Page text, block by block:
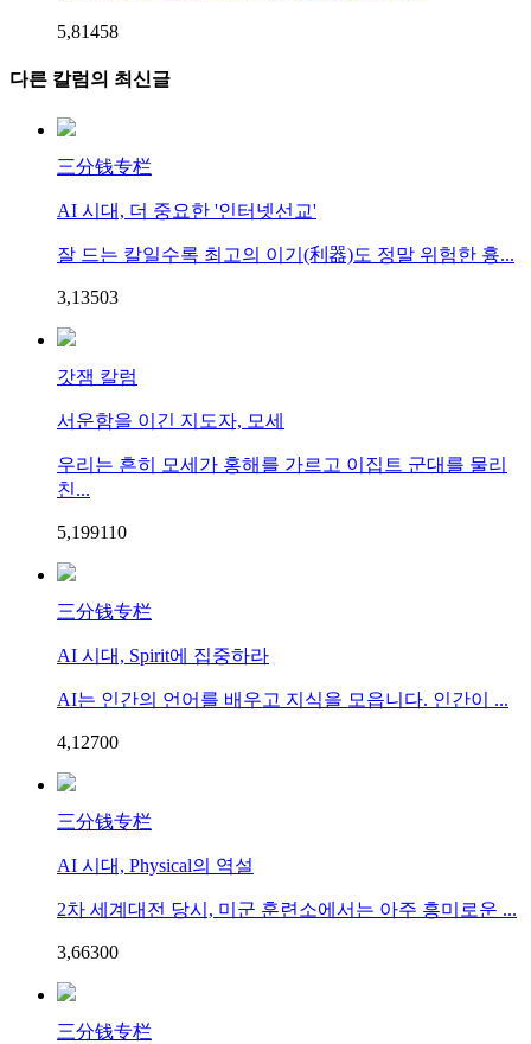
5,81458
다른 칼럼의 최신글
三分钱专栏
AI 시대, 더 중요한 '인터넷선교'
잘 드는 칼일수록 최고의 이기(利器)도 정말 위험한 흉...
3,13503
갓잼 칼럼
서운함을 이긴 지도자, 모세
우리는 흔히 모세가 홍해를 가르고 이집트 군대를 물리
친...
5,199110
三分钱专栏
AI 시대, Spirit에 집중하라
AI는 인간의 언어를 배우고 지식을 모읍니다. 인간이 ...
4,12700
三分钱专栏
AI 시대, Physical의 역설
2차 세계대전 당시, 미군 훈련소에서는 아주 흥미로운 ...
3,66300
三分钱专栏